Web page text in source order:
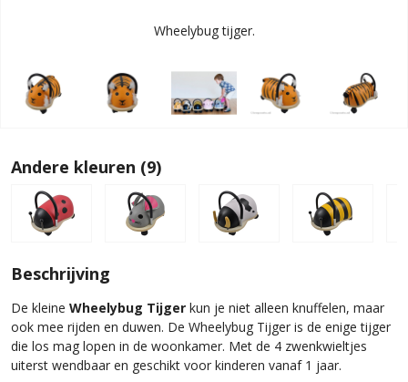
Wheelybug tijger.
Andere kleuren (9)
Beschrijving
De kleine Wheelybug Tijger kun je niet alleen knuffelen, maar
ook mee rijden en duwen. De Wheelybug Tijger is de enige tijger
die los mag lopen in de woonkamer. Met de 4 zwenkwieltjes
uiterst wendbaar en geschikt voor kinderen vanaf 1 jaar.